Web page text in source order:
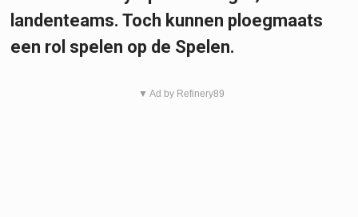
landenteams. Toch kunnen ploegmaats
een rol spelen op de Spelen.
▼ Ad by Refinery89